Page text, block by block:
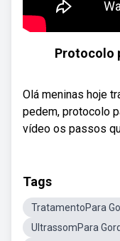
Protocolo
Olá meninas hoje
pedem, protocolo
vídeo os passos
Tags
TratamentoPara
UltrassomPara